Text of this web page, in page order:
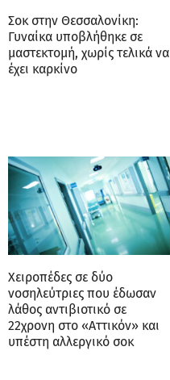
Σοκ στην Θεσσαλονίκη:
Γυναίκα υποβλήθηκε σε
μαστεκτομή, χωρίς τελικά να
έχει καρκίνο
Χειροπέδες σε δύο
νοσηλεύτριες που έδωσαν
λάθος αντιβιοτικό σε
22χρονη στο «Αττικόν» και
υπέστη αλλεργικό σοκ